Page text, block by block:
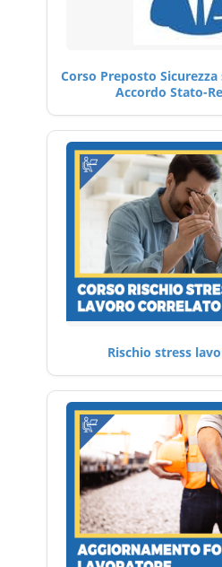
Corso Preposto
Accordo Stato-
Rischio stress